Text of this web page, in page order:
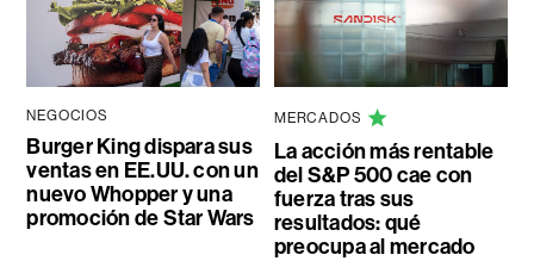
NEGOCIOS
Burger King dispara sus
ventas en EE.UU. con un
nuevo Whopper y una
promoción de Star Wars
MERCADOS
La acción más rentable
del S&P 500 cae con
fuerza tras sus
resultados: qué
preocupa al mercado